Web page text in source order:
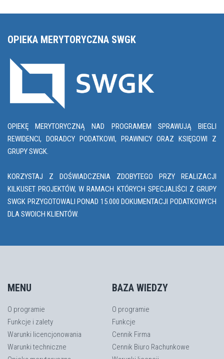
OPIEKA MERYTORYCZNA SWGK
OPIEKĘ MERYTORYCZNĄ NAD PROGRAMEM SPRAWUJĄ BIEGLI
REWIDENCI, DORADCY PODATKOWI, PRAWNICY ORAZ KSIĘGOWI Z
GRUPY SWGK.
KORZYSTAJ Z DOŚWIADCZENIA ZDOBYTEGO PRZY REALIZACJI
KILKUSET PROJEKTÓW, W RAMACH KTÓRYCH SPECJALIŚCI Z GRUPY
SWGK PRZYGOTOWALI PONAD 15.000 DOKUMENTACJI PODATKOWYCH
DLA SWOICH KLIENTÓW.
MENU
O programie
Funkcje i zalety
Warunki licencjonowania
Warunki techniczne
BAZA WIEDZY
O programie
Funkcje
Cennik Firma
Cennik Biuro Rachunkowe